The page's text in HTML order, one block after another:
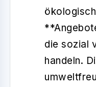
die sozial
handeln.